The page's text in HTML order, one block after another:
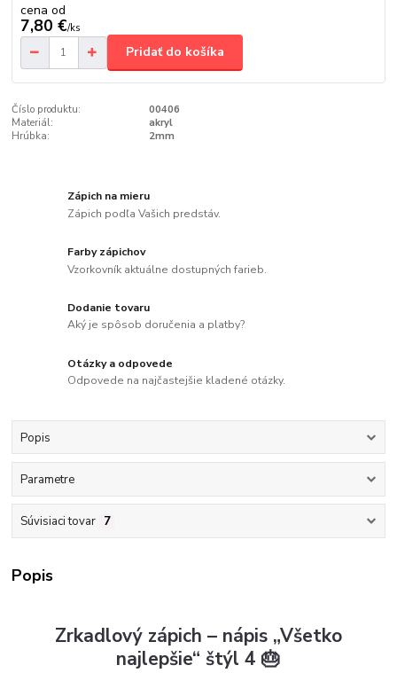
cena od
7,80 €/ks
Pridať do košíka
Číslo produktu:
00406
Materiál:
akryl
Hrúbka:
2mm
Zápich na mieru
Zápich podľa Vašich predstáv.
Farby zápichov
Vzorkovník aktuálne dostupných farieb.
Dodanie tovaru
Aký je spôsob doručenia a platby?
Otázky a odpovede
Odpovede na najčastejšie kladené otázky.
Popis
Parametre
Súvisiaci tovar 7
Popis
Zrkadlový zápich – nápis „Všetko
najlepšie“ štýl 4 🎂